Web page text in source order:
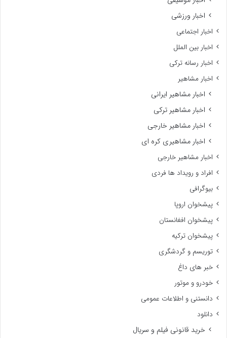
اخبار ورزشی
اخبار اجتماعی
اخبار بین الملل
اخبار رسانه ترکی
اخبار مشاهیر
اخبار مشاهیر ایرانی
اخبار مشاهیر ترکی
اخبار مشاهیر خارجی
اخبار مشاهیری کره ای
اخبار مشاهیر خارجی
افراد و رویداد ها فردی
بیوگرافی
پیشخوان اروپا
پیشخوان افغانستان
پیشخوان ترکیه
توریسم و گردشگری
خبر های داغ
خودرو و موتور
دانستنی و اطلاعات عمومی
دانلود
خرید قانونی فیلم و سریال